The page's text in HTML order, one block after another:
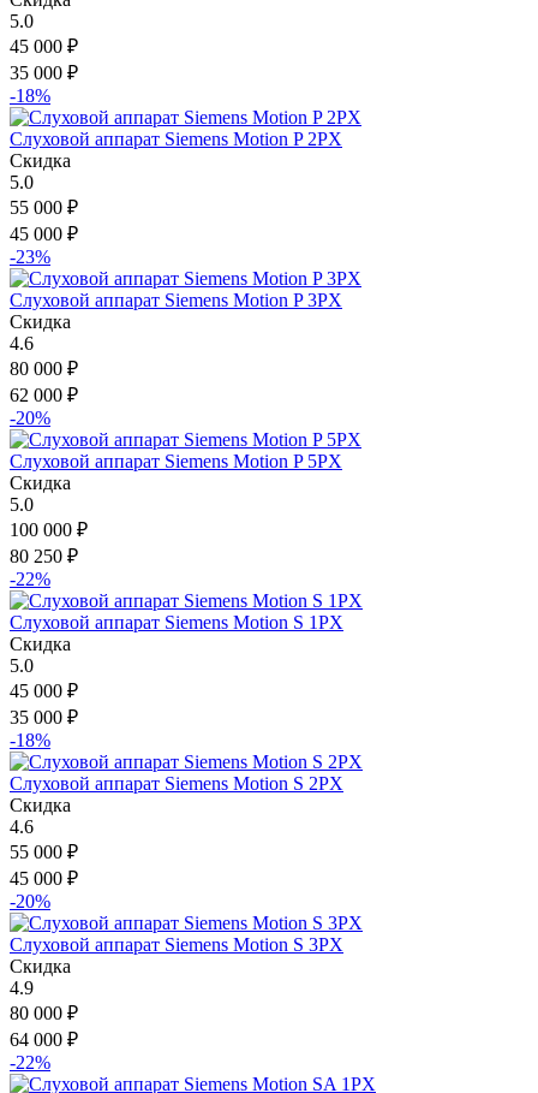
5.0
45 000 ₽
35 000 ₽
-18%
Слуховой аппарат Siemens Motion P 2PX
Скидка
5.0
55 000 ₽
45 000 ₽
-23%
Слуховой аппарат Siemens Motion P 3PX
Скидка
4.6
80 000 ₽
62 000 ₽
-20%
Слуховой аппарат Siemens Motion P 5PX
Скидка
5.0
100 000 ₽
80 250 ₽
-22%
Слуховой аппарат Siemens Motion S 1PX
Скидка
5.0
45 000 ₽
35 000 ₽
-18%
Слуховой аппарат Siemens Motion S 2PX
Скидка
4.6
55 000 ₽
45 000 ₽
-20%
Слуховой аппарат Siemens Motion S 3PX
Скидка
4.9
80 000 ₽
64 000 ₽
-22%